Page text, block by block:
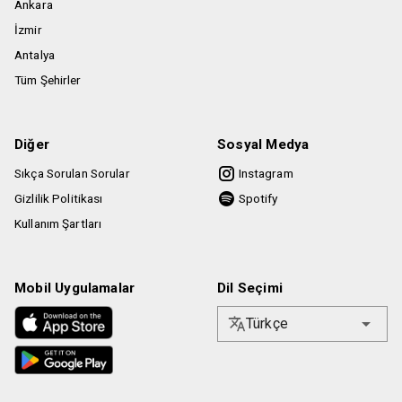
kullanıcının etkinlik mekanına alınması konusunda hiçbir
şekilde sorumlu değildir.
Ankara
İzmir
Antalya
Tüm Şehirler
Diğer
Sıkça Sorulan Sorular
Gizlilik Politikası
Kullanım Şartları
Sosyal Medya
Instagram
Spotify
Mobil Uygulamalar Dil Seçimi
Türkçe